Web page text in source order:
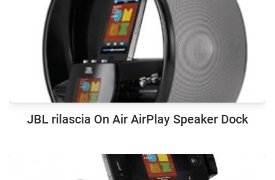
JBL rilascia On Air AirPlay Speaker Dock